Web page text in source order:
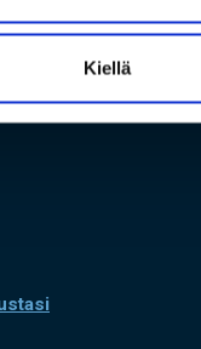
Kiellä